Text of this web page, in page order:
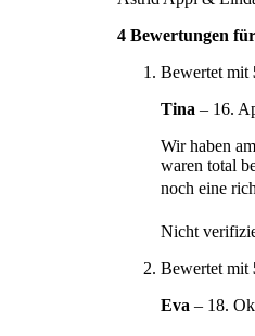
4 Bewertungen für
Bewertet mit
Tina – 16.
Wir haben
waren total
noch eine
Nicht
Bewertet mit
Eva – 18.